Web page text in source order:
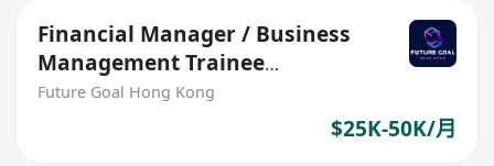
Financial Manager / Business
Management Trainee
Programme
Future Goal Hong Kong
$25K-50K/月